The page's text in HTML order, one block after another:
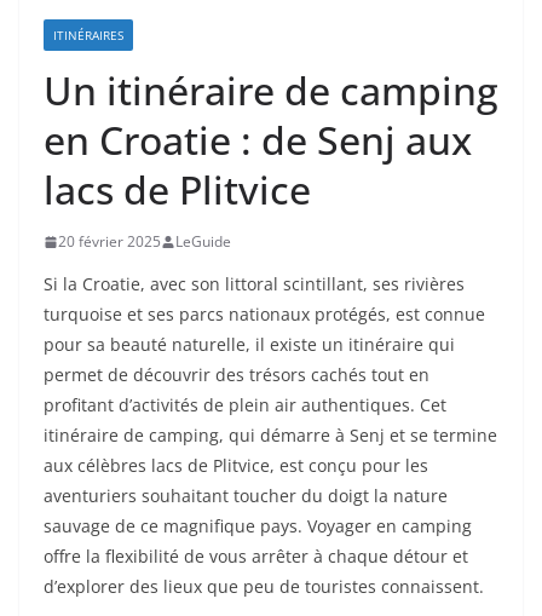
ITINÉRAIRES
Un itinéraire de camping
en Croatie : de Senj aux
lacs de Plitvice
20 février 2025 LeGuide
Si la Croatie, avec son littoral scintillant, ses rivières
turquoise et ses parcs nationaux protégés, est connue
pour sa beauté naturelle, il existe un itinéraire qui
permet de découvrir des trésors cachés tout en
profitant d’activités de plein air authentiques. Cet
itinéraire de camping, qui démarre à Senj et se termine
aux célèbres lacs de Plitvice, est conçu pour les
aventuriers souhaitant toucher du doigt la nature
sauvage de ce magnifique pays. Voyager en camping
offre la flexibilité de vous arrêter à chaque détour et
d’explorer des lieux que peu de touristes connaissent.